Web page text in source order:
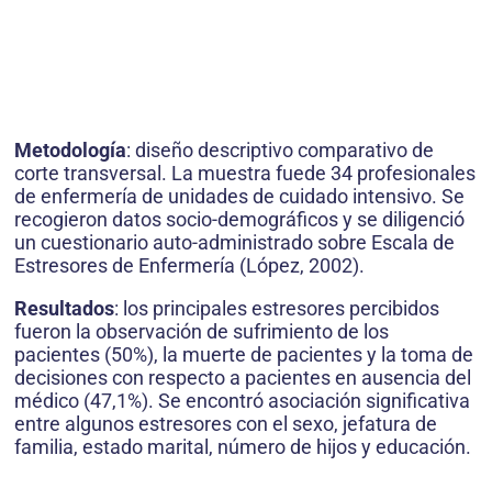
Metodología: diseño descriptivo comparativo de
corte transversal. La muestra fuede 34 profesionales
de enfermería de unidades de cuidado intensivo. Se
recogieron datos socio-demográficos y se diligenció
un cuestionario auto-administrado sobre Escala de
Estresores de Enfermería (López, 2002).
Resultados: los principales estresores percibidos
fueron la observación de sufrimiento de los
pacientes (50%), la muerte de pacientes y la toma de
decisiones con respecto a pacientes en ausencia del
médico (47,1%). Se encontró asociación significativa
entre algunos estresores con el sexo, jefatura de
familia, estado marital, número de hijos y educación.